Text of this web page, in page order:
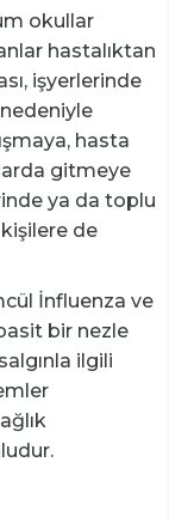
okullar
hastalıktan
işyerlerinde
nedeniyle
hasta
gitmeye
ya da toplu
de
İnfluenza ve
basit bir nezle
ilgili